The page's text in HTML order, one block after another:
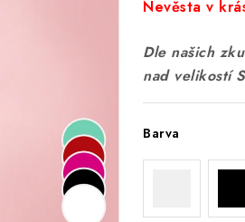
Nevěsta v
Dle našich
nad velikostí
Barva